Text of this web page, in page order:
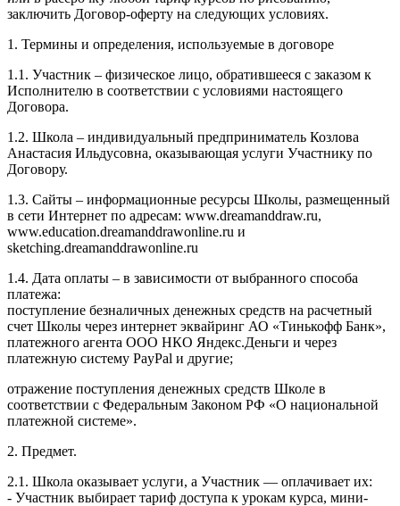
заключить Договор-оферту на следующих условиях.
1. Термины и определения, используемые в договоре
1.1. Участник – физическое лицо, обратившееся с заказом к
Исполнителю в соответствии с условиями настоящего
Договора.
1.2. Школа – индивидуальный предприниматель Козлова
Анастасия Ильдусовна, оказывающая услуги Участнику по
Договору.
1.3. Сайты – информационные ресурсы Школы, размещенный
в сети Интернет по адресам: www.dreamanddraw.ru,
www.education.dreamanddrawonline.ru и
sketching.dreamanddrawonline.ru
1.4. Дата оплаты – в зависимости от выбранного способа
платежа:
поступление безналичных денежных средств на расчетный
счет Школы через интернет эквайринг АО «Тинькофф Банк»,
платежного агента ООО НКО Яндекс.Деньги и через
платежную систему PayPal и другие;
отражение поступления денежных средств Школе в
соответствии с Федеральным Законом РФ «О национальной
платежной системе».
2. Предмет.
2.1. Школа оказывает услуги, а Участник — оплачивает их:
- Участник выбирает тариф доступа к урокам курса, мини-